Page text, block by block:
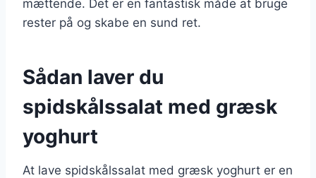
mættende. Det er en fantastisk måde at bruge
rester på og skabe en sund ret.
Sådan laver du
spidskålssalat med græsk
yoghurt
At lave spidskålssalat med græsk yoghurt er en